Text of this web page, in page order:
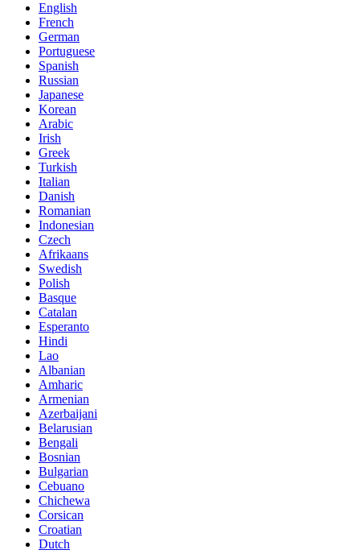
English
French
German
Portuguese
Spanish
Russian
Japanese
Korean
Arabic
Irish
Greek
Turkish
Italian
Danish
Romanian
Indonesian
Czech
Afrikaans
Swedish
Polish
Basque
Catalan
Esperanto
Hindi
Lao
Albanian
Amharic
Armenian
Azerbaijani
Belarusian
Bengali
Bosnian
Bulgarian
Cebuano
Chichewa
Corsican
Croatian
Dutch